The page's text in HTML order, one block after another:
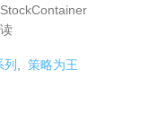
策略为王